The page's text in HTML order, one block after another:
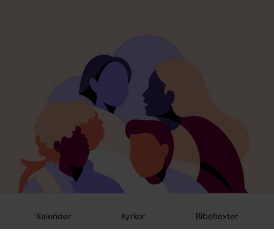
Kalender Kyrkor Bibeltexter